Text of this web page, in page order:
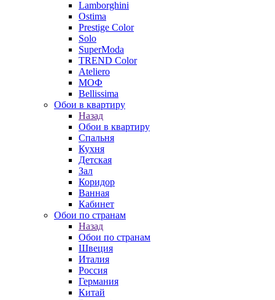
Lamborghini
Ostima
Prestige Color
Solo
SuperModa
TREND Color
Ateliero
МОФ
Bellissima
Обои в квартиру
Назад
Обои в квартиру
Спальня
Кухня
Детская
Зал
Коридор
Ванная
Кабинет
Обои по странам
Назад
Обои по странам
Швеция
Италия
Россия
Германия
Китай